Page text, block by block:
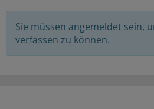
Sie müssen angemeldet sein,
verfassen zu können.